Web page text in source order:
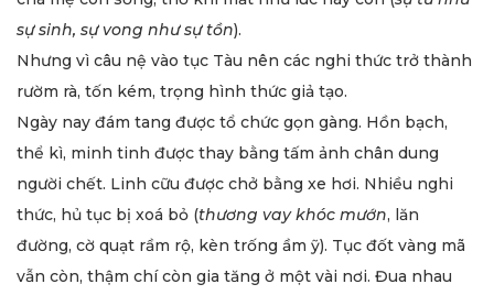
sự sinh, sự vong như sự tồn).
Nhưng vì câu nệ vào tục Tàu nên các nghi thức trở thành
rườm rà, tốn kém, trọng hình thức giả tạo.
Ngày nay đám tang được tổ chức gọn gàng. Hồn bạch,
thể kì, minh tinh được thay bằng tấm ảnh chân dung
người chết. Linh cữu được chở bằng xe hơi. Nhiều nghi
thức, hủ tục bị xoá bỏ (thương vay khóc mướn, lăn
đường, cờ quạt rầm rộ, kèn trống ầm ỹ). Tục đốt vàng mã
vẫn còn, thậm chí còn gia tăng ở một vài nơi. Đua nhau